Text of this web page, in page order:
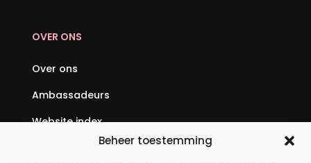
Beheer toestemming
OVER ONS
Over ons
Ambassadeurs
Website index
SEO backlinks kopen: jouw complete gids voor